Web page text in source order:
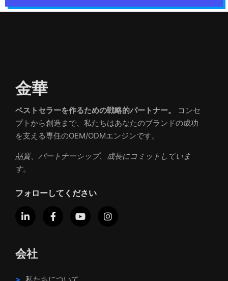
金華
ベストセラーを作るための戦略的パートナー。
コンセ
プトから創造まで、私たちはあなたのブランドの成功
を支える専任のOEM/ODMエンジンです。
品質、パートナーシップ、成長にコミットしていま
す。
フォローしてください
会社